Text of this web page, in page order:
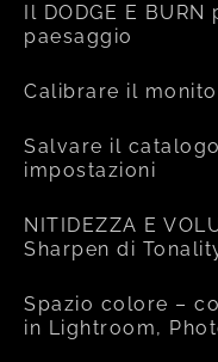
Il DODGE E
paesaggio
Calibrare il
Salvare il
impostazioni
NITIDEZZA E
Sharpen di
Spazio colore –
in Lightroom,